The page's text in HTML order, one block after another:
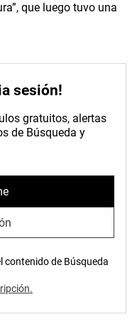
que luego tuvo una
sesión!
gratuitos, alertas
de Búsqueda y
contenido de Búsqueda